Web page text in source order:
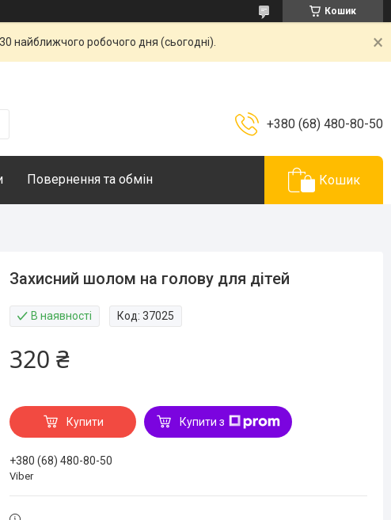
Кошик
найближчого робочого дня (сьогодні).
+380 (68) 480-80-50
Повернення та обмін Кошик
Захисний шолом на голову для дітей
В наявності Код:37025
320 ₴
Купити Купити з
+380 (68) 480-80-50
Viber